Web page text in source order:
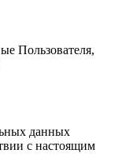
Пользователя,
данных
с настоящим